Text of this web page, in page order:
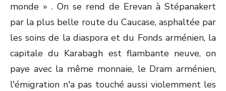
monde » . On se rend de Erevan à Stépanakert
par la plus belle route du Caucase, asphaltée par
les soins de la diaspora et du Fonds arménien, la
capitale du Karabagh est flambante neuve, on
paye avec la même monnaie, le Dram arménien,
l'émigration n'a pas touché aussi violemment les